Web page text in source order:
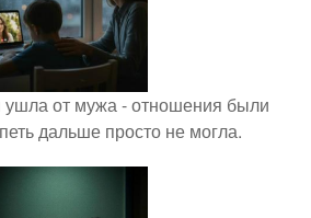
ушла от мужа - отношения были
дальше просто не могла.